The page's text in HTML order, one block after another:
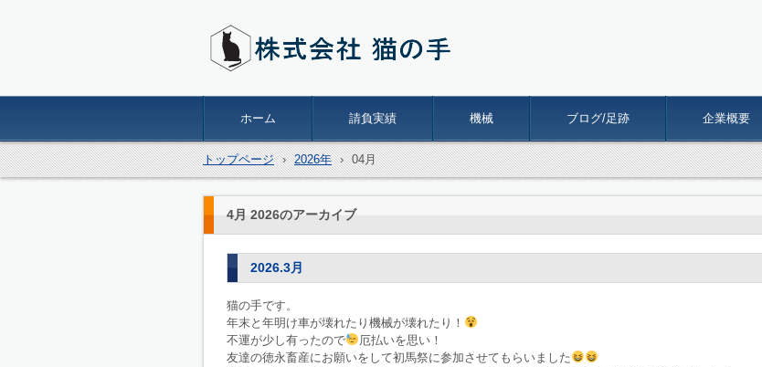
ホーム 請負実績 機械 ブログ/足跡 企業概要
トップページ › 2026年 › 04月
4月 2026のアーカイブ
2026.3月
猫の手です。
年末と年明け車が壊れたり機械が壊れたり！
不運が少し有ったので
厄払いを思い！
友達の徳永畜産にお願いをして初馬祭に参加させてもらいました